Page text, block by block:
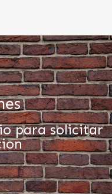
para solicitar